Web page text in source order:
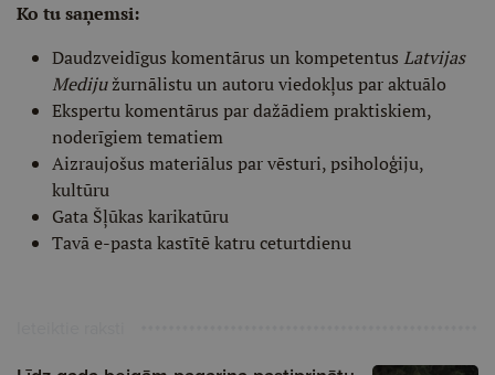
Ko tu saņemsi:
Daudzveidīgus komentārus un kompetentus Latvijas
Medijužurnālistu un autoru viedokļus par aktuālo
Ekspertu komentārus par dažādiem praktiskiem,
noderīgiem tematiem
Aizraujošus materiālus par vēsturi, psiholoģiju,
kultūru
Gata Šļūkas karikatūru
Tavā e-pasta kastītē katru ceturtdienu